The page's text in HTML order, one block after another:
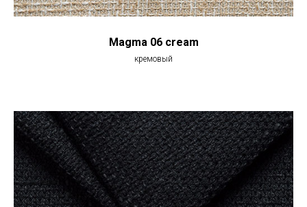
Magma 06 cream
кремовый